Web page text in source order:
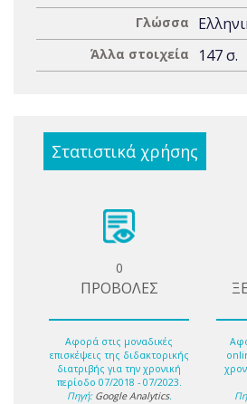
Γλώσσα
Άλλα στοιχεία 147 σ.
Στατιστικά χρήσης
0
ΠΡΟΒΟΛΕΣ
Αφορά στις μοναδικές
επισκέψεις της διδακτορικής
διατριβής για την χρονική
περίοδο 07/2018 - 07/2023.
Πηγή: Google Analytics.